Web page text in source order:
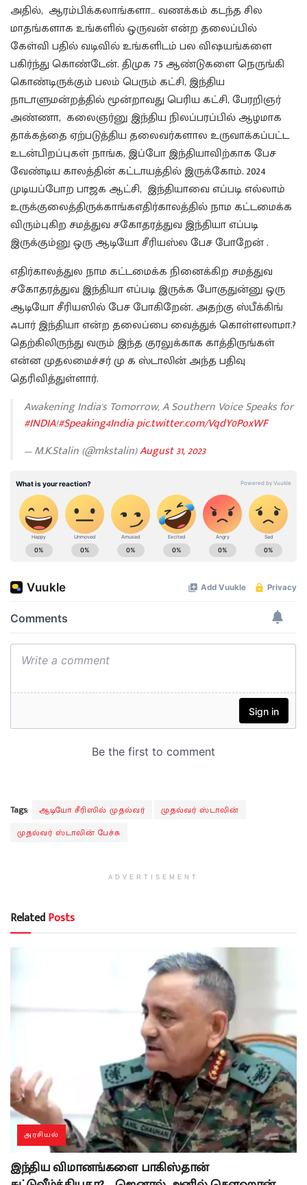
அதில், ஆரம்பிக்கலாங்களா… வணக்கம் கடந்த சில
மாதங்களாக உங்களில் ஒருவன் என்ற தலைப்பில்
கேள்வி பதில் வடிவில் உங்களிடம் பல விஷயங்களை
பகிர்ந்து கொண்டேன். திமுக 75 ஆண்டுகளை நெருங்கி
கொண்டிருக்கும் பலம் பெரும் கட்சி, இந்திய
நாடாளுமன்றத்தில் மூன்றாவது பெரிய கட்சி, பேரறிஞர்
அண்ணா, கலைஞர்னு இந்திய நிலப்பரப்பில் ஆழமாக
தாக்கத்தை ஏற்படுத்திய தலைவர்களால உருவாக்கப்பட்ட
உடன்பிறப்புகள் நாங்க, இப்போ இந்தியாவிற்காக பேச
வேண்டிய காலத்தின் கட்டாயத்தில் இருக்கோம். 2024
முடியப்போற பாஜக ஆட்சி, இந்தியாவை எப்படி எல்லாம்
உருக்குலைத்திருக்காங்கஎதிர்காலத்தில் நாம கட்டமைக்க
விரும்புகிற சமத்துவ சகோதரத்துவ இந்தியா எப்படி
இருக்கும்னு ஒரு ஆடியோ சீரியஸ்ல பேச போறேன் .
எதிர்காலத்துல நாம கட்டமைக்க நினைக்கிற சமத்துவ
சகோதரத்துவ இந்தியா எப்படி இருக்க போகுதுன்னு ஒரு
ஆடியோ சீரியஸில் பேச போகிறேன். அதற்கு ஸ்பீக்கிங்
ஃபார் இந்தியா என்ற தலைப்பை வைத்துக் கொள்ளலாமா.?
தெற்கிலிருந்து வரும் இந்த குரலுக்காக காத்திருங்கள்
என்ன முதலமைச்சர் மு க ஸ்டாலின் அந்த பதிவு
தெரிவித்துள்ளார்.
Awakening India's Tomorrow, A Southern Voice Speaks for
#INDIA!#Speaking4Indiapic.twitter.com/VqdY0PoxWF
— M.K.Stalin (@mkstalin)August 31, 2023
Tags: ஆடியோ சீரிஸில் முதல்வர்
முதல்வர் ஸ்டாலின்
முதல்வர் ஸ்டாலின் பேச்சு
ADVERTISEMENT
RelatedPosts
அரசியல்
இந்திய விமானங்களை பாகிஸ்தான்